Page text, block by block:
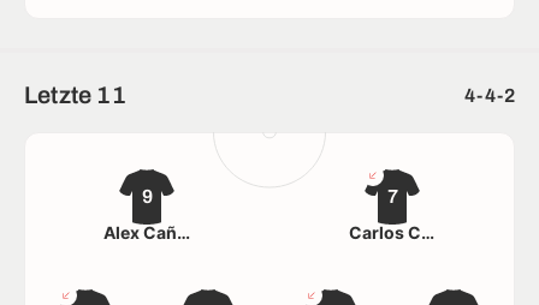
Letzte 11 4-4-2
9
Álex Cañizo
7
Carlos Cagigas